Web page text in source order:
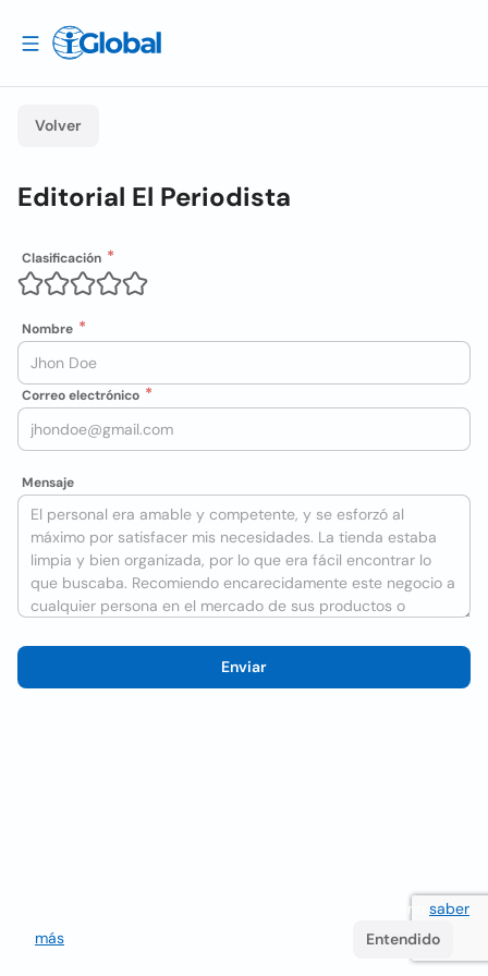
Volver
Editorial El Periodista
Clasificación
Nombre
Correo electrónico
Mensaje
Enviar
Utilizamos cookies para mejorar la experiencia del usuario saber
más
Entendido